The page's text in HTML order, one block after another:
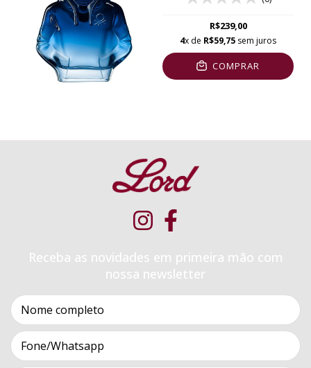
R$239,00
4x de R$59,75 sem juros
COMPRAR
Receba as novidades em primeira mão com
nossa newsletter